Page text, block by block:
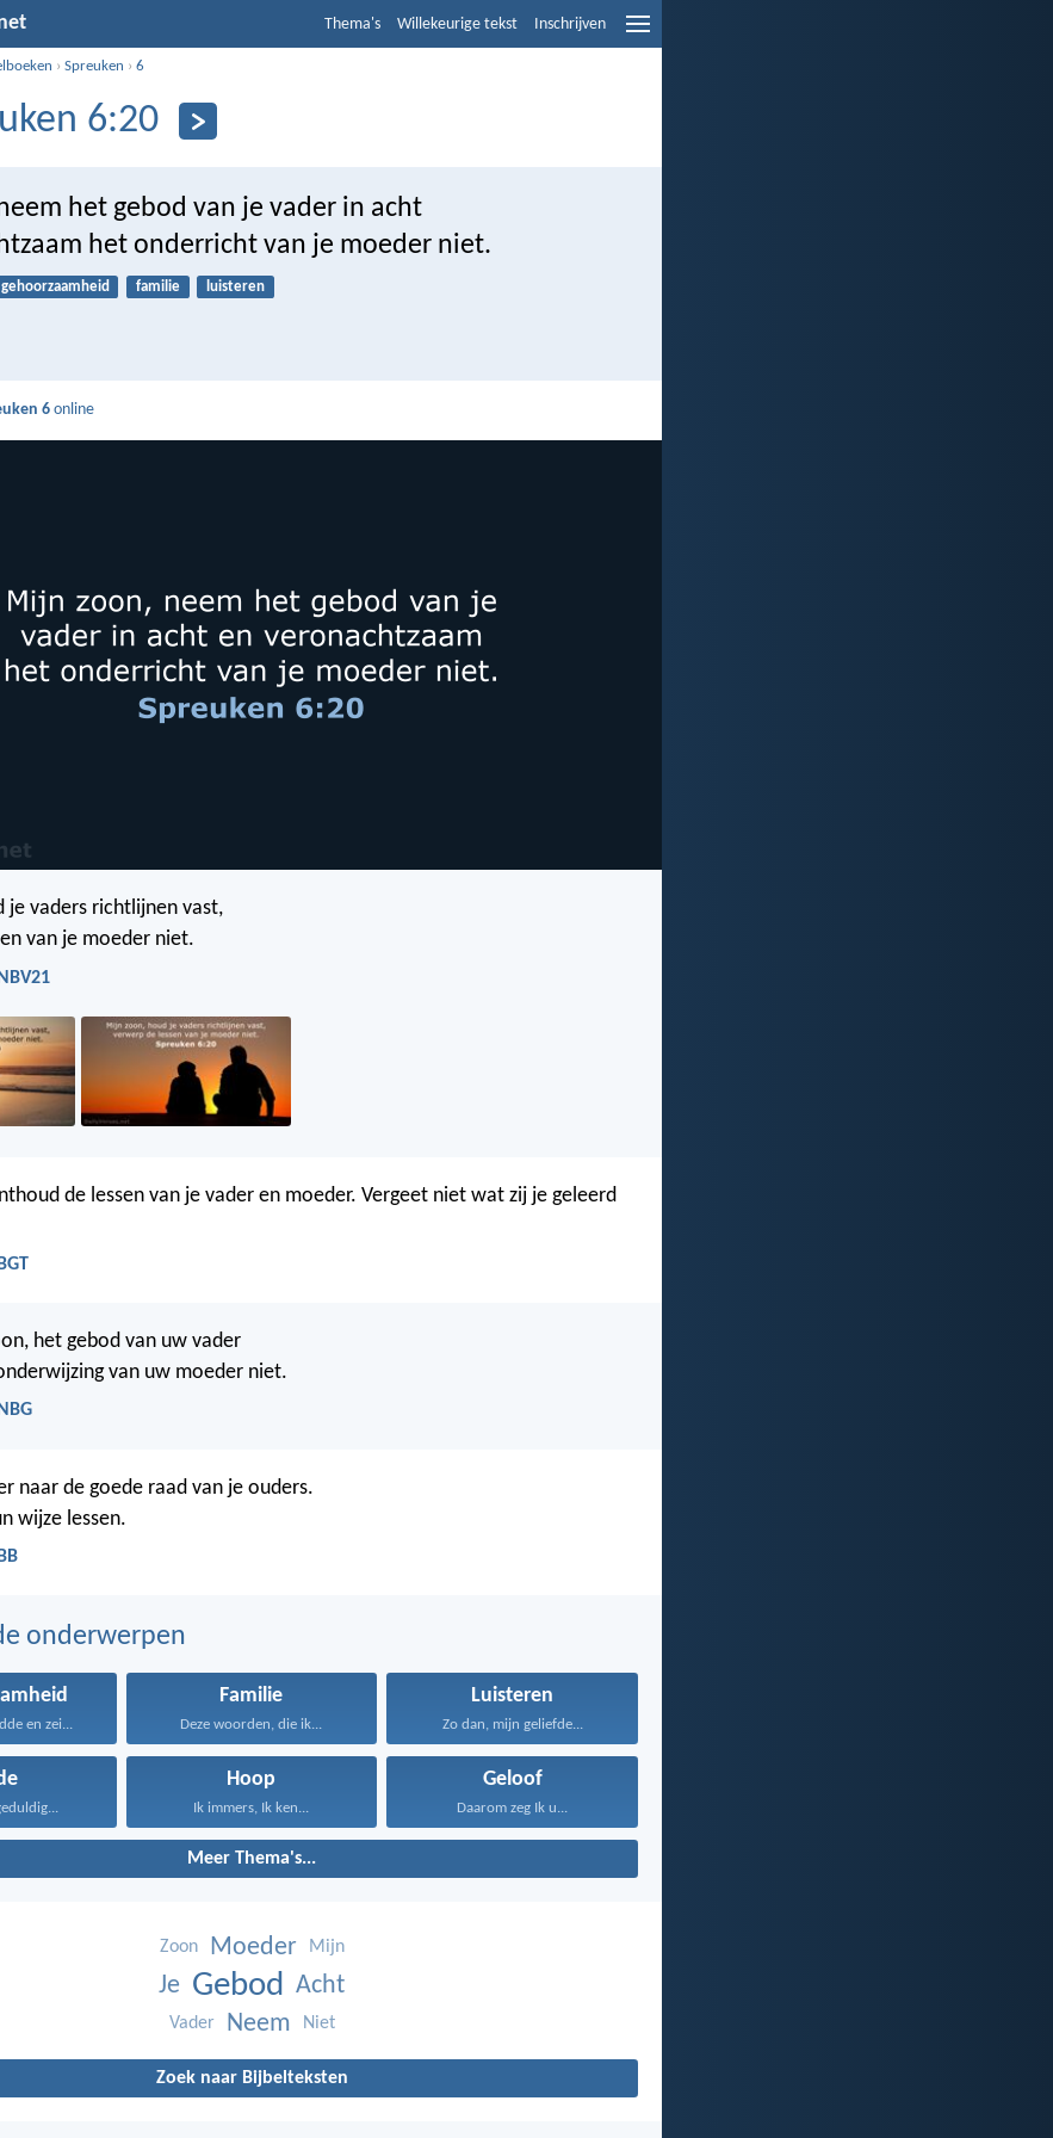
Thema's Willekeurige tekst Inschrijven
›Spreuken ›6
6:20
het gebod van je vader in acht
het onderricht van je moeder niet.
gehoorzaamheid familie luisteren
6 online
je vaders richtlijnen vast,
van je moeder niet.
de lessen van je vader en moeder. Vergeet niet wat zij je geleerd
het gebod van uw vader
van uw moeder niet.
naar de goede raad van je ouders.
wijze lessen.
onderwerpen
en zei...
Familie
Deze woorden, die ik...
Luisteren
Zo dan, mijn geliefde...
Hoop
Ik immers, Ik ken...
Geloof
Daarom zeg Ik u...
Meer Thema's...
Zoon Moeder Mijn
Je Gebod Acht
Vader Neem Niet
Zoek naar Bijbelteksten